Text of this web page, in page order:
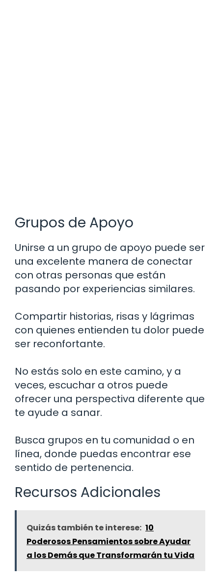
Grupos de Apoyo
Unirse a un grupo de apoyo puede ser
una excelente manera de conectar
con otras personas que están
pasando por experiencias similares.
Compartir historias, risas y lágrimas
con quienes entienden tu dolor puede
ser reconfortante.
No estás solo en este camino, y a
veces, escuchar a otros puede
ofrecer una perspectiva diferente que
te ayude a sanar.
Busca grupos en tu comunidad o en
línea, donde puedas encontrar ese
sentido de pertenencia.
Recursos Adicionales
Quizás también te interese: 10
Poderosos Pensamientos sobre Ayudar
a los Demás que Transformarán tu Vida